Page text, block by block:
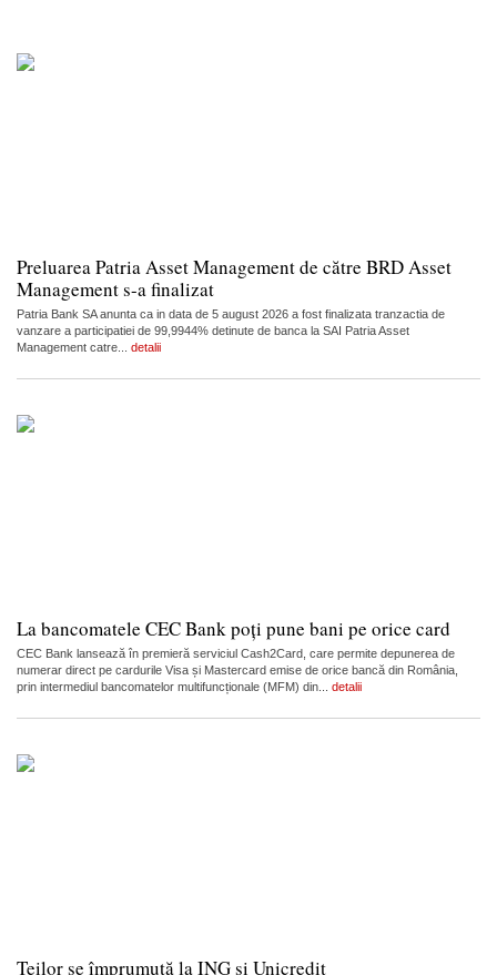
Preluarea Patria Asset Management de către BRD Asset
Management s-a finalizat
Patria Bank SA anunta ca in data de 5 august 2026 a fost finalizata tranzactia de
vanzare a participatiei de 99,9944% detinute de banca la SAI Patria Asset
Management catre... detalii
La bancomatele CEC Bank poți pune bani pe orice card
CEC Bank lansează în premieră serviciul Cash2Card, care permite depunerea de
numerar direct pe cardurile Visa și Mastercard emise de orice bancă din România,
prin intermediul bancomatelor multifuncționale (MFM) din... detalii
Teilor se împrumută la ING și Unicredit